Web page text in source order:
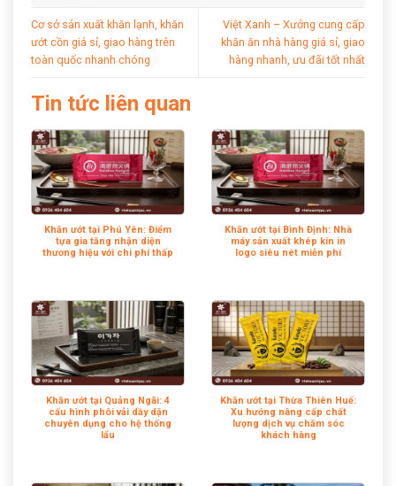
Cơ sở sản xuất khăn lạnh, khăn
ướt cồn giá sỉ, giao hàng trên
toàn quốc nhanh chóng
Việt Xanh – Xưởng cung cấp
khăn ăn nhà hàng giá sỉ, giao
hàng nhanh, ưu đãi tốt nhất
Tin tức liên quan
Khăn ướt tại Phú Yên: Điểm
tựa gia tăng nhận diện
thương hiệu với chi phí thấp
Khăn ướt tại Bình Định: Nhà
máy sản xuất khép kín in
logo siêu nét miễn phí
Khăn ướt tại Quảng Ngãi: 4
cấu hình phôi vải dầy dặn
chuyên dụng cho hệ thống
lẩu
Khăn ướt tại Thừa Thiên Huế:
Xu hướng nâng cấp chất
lượng dịch vụ chăm sóc
khách hàng